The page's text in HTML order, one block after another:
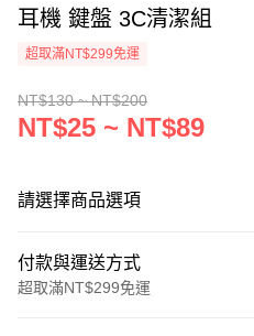
耳機 鍵盤 3C清潔組
超取滿NT$299免運
NT$130 ~ NT$200
NT$25 ~ NT$89
請選擇商品選項
付款與運送方式
超取滿NT$299免運